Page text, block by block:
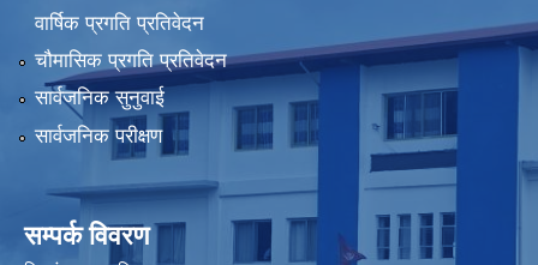
वार्षिक प्रगति प्रतिवेदन
चौमासिक प्रगति प्रतिवेदन
सार्वजनिक सुनुवाई
सार्वजनिक परीक्षण
सम्पर्क विवरण